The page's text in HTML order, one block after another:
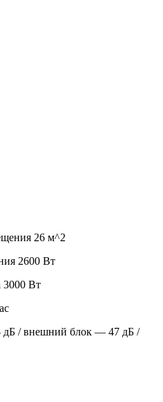
26 м^2
2600 Вт
3000 Вт
дБ / внешний блок — 47 дБ /